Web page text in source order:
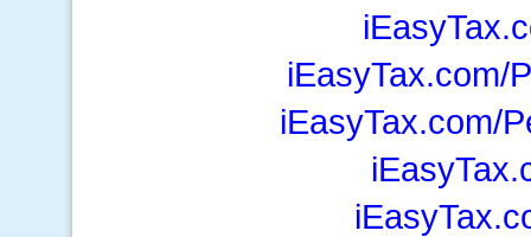
iEasyTax.com/
iEasyTax.com/